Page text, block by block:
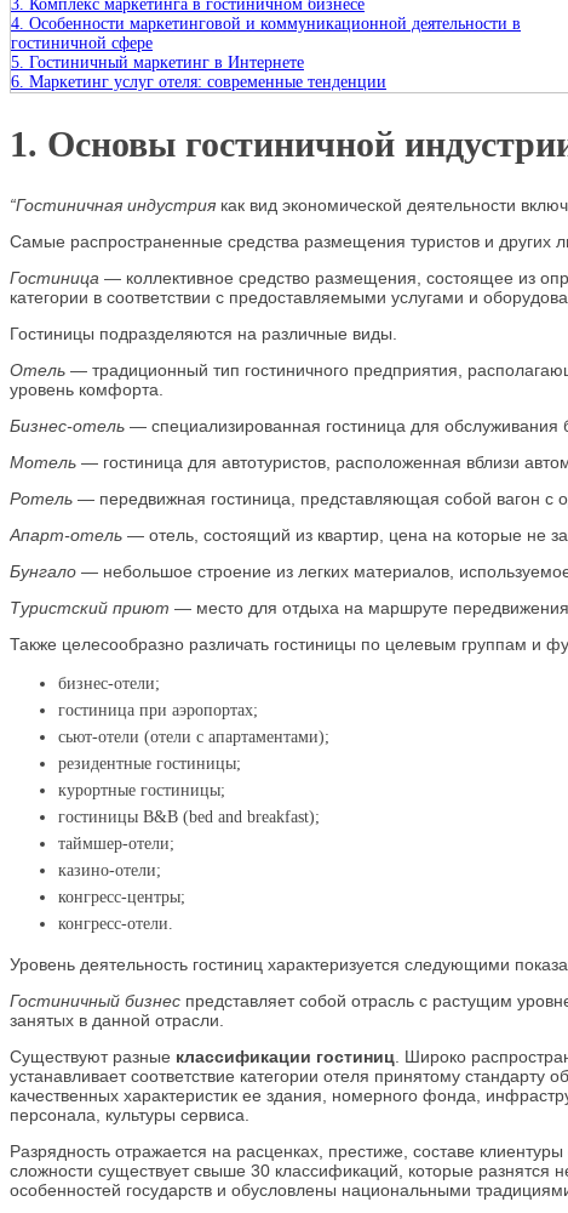
3. Комплекс маркетинга в гостиничном бизнесе
4. Особенности маркетинговой и коммуникационной деятельности в
гостиничной сфере
5. Гостиничный маркетинг в Интернете
6. Маркетинг услуг отеля: современные тенденции
1. Основы гостиничной
“Гостиничная индустрия как вид экономической деятельности
Самые распространенные средства размещения туристов и других
Гостиница — коллективное средство размещения, состоящее из
категории в соответствии с предоставляемыми услугами и
Гостиницы подразделяются на различные виды.
Отель — традиционный тип гостиничного предприятия,
уровень комфорта.
Бизнес-отель — специализированная гостиница для обслуживания
Мотель — гостиница для автотуристов, расположенная вблизи
Ротель — передвижная гостиница, представляющая собой вагон с
Апарт-отель — отель, состоящий из квартир, цена на которые не
Бунгало — небольшое строение из легких материалов,
Туристский приют — место для отдыха на маршруте передвижения
Также целесообразно различать гостиницы по целевым группам и
бизнес-отели;
гостиница при аэропортах;
сьют-отели (отели с апартаментами);
резидентные гостиницы;
курортные гостиницы;
гостиницы B&B (bed and breakfast);
таймшер-отели;
казино-отели;
конгресс-центры;
конгресс-отели.
Уровень деятельность гостиниц характеризуется следующими
Гостиничный бизнес представляет собой отрасль с растущим
занятых в данной отрасли.
Существуют разные классификации гостиниц . Широко
устанавливает соответствие категории отеля принятому
качественных характеристик ее здания, номерного фонда,
персонала, культуры сервиса.
Разрядность отражается на расценках, престиже, составе
сложности существует свыше 30 классификаций, которые разнятся
особенностей государств и обусловлены национальными